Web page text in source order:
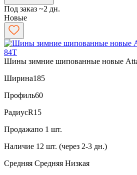
Под заказ ~2 дн.
Новые
Шины зимние шипованные новые
Ширина185
Профиль60
РадиусR15
Продажапо 1 шт.
Наличие 12 шт. (через 2-3 дн.)
Средняя Средняя Низкая